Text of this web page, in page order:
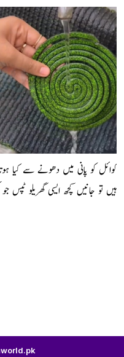
کوائل کو پانی میں دھونے سے کیا
ہیں تو جانیں کچھ ایسی گھریلو